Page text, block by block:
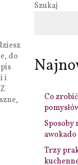
do
i
Szukaj
Co
Sposoby
awokado
Trzy